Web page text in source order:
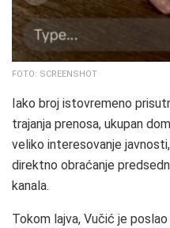
FOTO: SCREENSHOT
Iako broj istovremeno
trajanja prenosa, ukupan
veliko interesovanje
direktno obraćanje
kanala.
Tokom lajva, Vučić je poslao